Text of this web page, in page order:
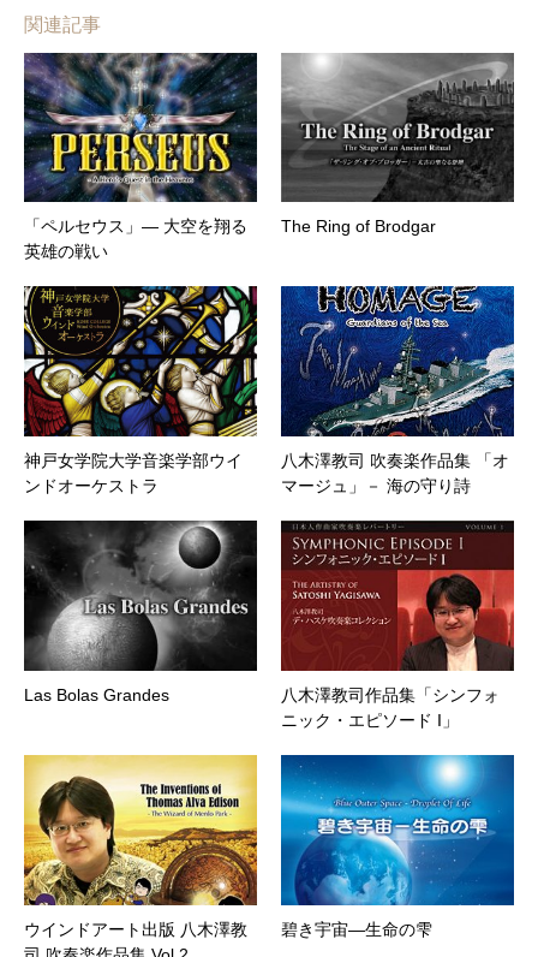
関連記事
「ペルセウス」― 大空を翔る
英雄の戦い
The Ring of Brodgar
神戸女学院大学音楽学部ウイ
ンドオーケストラ
八木澤教司 吹奏楽作品集 「オ
マージュ」－ 海の守り詩
Las Bolas Grandes
八木澤教司作品集「シンフォ
ニック・エピソード I」
ウインドアート出版 八木澤教
碧き宇宙―生命の雫